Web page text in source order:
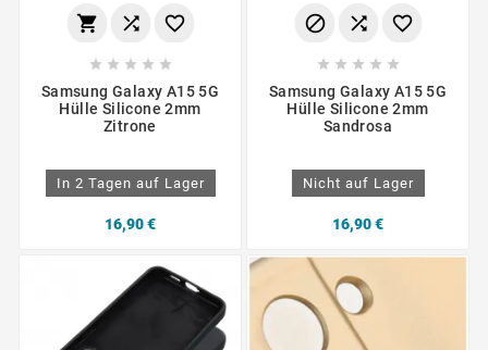
  
    
Samsung Galaxy A15 5G
Hülle Silicone 2mm
Zitrone
In 2 Tagen auf Lager
16,90 €
  
    
Samsung Galaxy A15 5G
Hülle Silicone 2mm
Sandrosa
Nicht auf Lager
16,90 €